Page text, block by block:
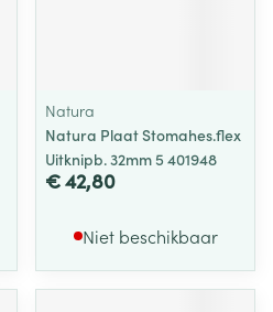
Natura
Natura Plaat Stomahes.flex
Uitknipb. 32mm 5 401948
€ 42,80
Niet beschikbaar